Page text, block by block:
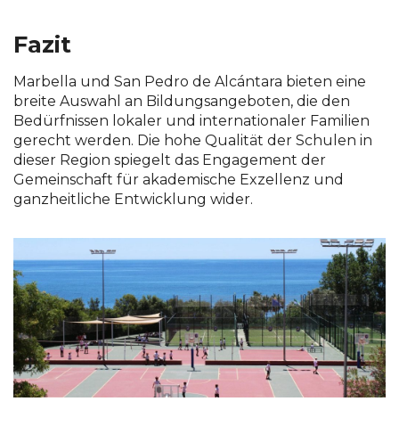
Fazit
Marbella und San Pedro de Alcántara bieten eine
breite Auswahl an Bildungsangeboten, die den
Bedürfnissen lokaler und internationaler Familien
gerecht werden. Die hohe Qualität der Schulen in
dieser Region spiegelt das Engagement der
Gemeinschaft für akademische Exzellenz und
ganzheitliche Entwicklung wider.